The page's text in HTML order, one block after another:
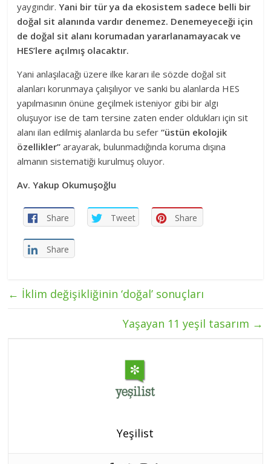
yaygındır.Yani bir tür ya da ekosistem sadece belli bir
doğal sit alanında vardır denemez. Denemeyeceği için
de doğal sit alanı korumadan yararlanamayacak ve
HES’lere açılmış olacaktır.
Yani anlaşılacağı üzere ilke kararı ile sözde doğal sit
alanları korunmaya çalışılıyor ve sanki bu alanlarda HES
yapılmasının önüne geçilmek isteniyor gibi bir algı
oluşuyor ise de tam tersine zaten ender oldukları için sit
alanı ilan edilmiş alanlarda bu sefer“üstün ekolojik
özellikler” arayarak, bulunmadığında koruma dışına
almanın sistematiği kurulmuş oluyor.
Av. Yakup Okumuşoğlu
Share Tweet Share
Share
← İklim değişikliğinin ‘doğal’ sonuçları
Yaşayan 11 yeşil tasarım →
Yeşilist